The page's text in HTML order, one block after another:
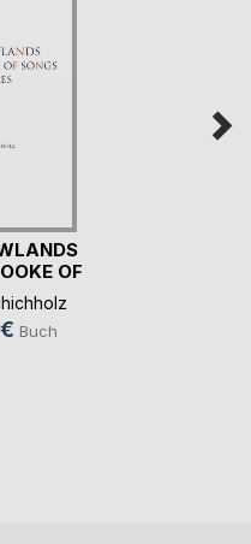
OF
Buch